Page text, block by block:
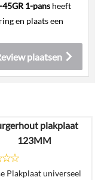
1-pans heeft
en plaats een
plaatsen
plakplaat
123MM
Plakplaat universeel